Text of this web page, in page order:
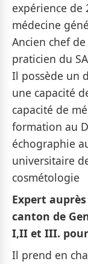
expérience de
médecine
Ancien chef
praticien du
Il possède un
une capacité
capacité de
formation au
échographie
universitaire
cosmétologie
Expert
canton de
I,II et III.
Il prend en